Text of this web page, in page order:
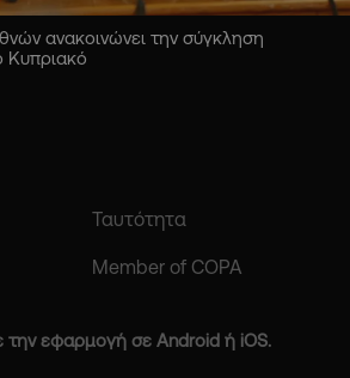
ανακοινώνει την σύγκληση
Κυπριακό
Ταυτότητα
Member of COPA
την εφαρμογή σε Android ή iOS.